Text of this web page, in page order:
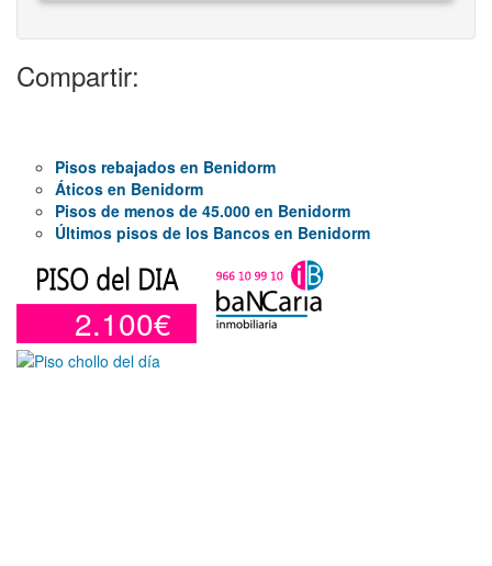
Compartir:
Pisos rebajados en Benidorm
Áticos en Benidorm
Pisos de menos de 45.000 en Benidorm
Últimos pisos de los Bancos en Benidorm
2.100€